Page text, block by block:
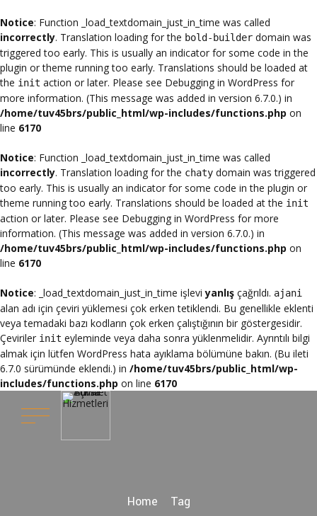
Notice: Function _load_textdomain_just_in_time was called
incorrectly. Translation loading for the bold-builder domain was
triggered too early. This is usually an indicator for some code in the
plugin or theme running too early. Translations should be loaded at
the init action or later. Please see Debugging in WordPress for
more information. (This message was added in version 6.7.0.) in
/home/tuv45brs/public_html/wp-includes/functions.php on
line 6170
Notice: Function _load_textdomain_just_in_time was called
incorrectly. Translation loading for the chaty domain was triggered
too early. This is usually an indicator for some code in the plugin or
theme running too early. Translations should be loaded at the init
action or later. Please see Debugging in WordPress for more
information. (This message was added in version 6.7.0.) in
/home/tuv45brs/public_html/wp-includes/functions.php on
line 6170
Notice: _load_textdomain_just_in_time işleviyanlış çağrıldı. ajani
alan adı için çeviri yüklemesi çok erken tetiklendi. Bu genellikle eklenti
veya temadaki bazı kodların çok erken çalıştığının bir göstergesidir.
Çeviriler init eyleminde veya daha sonra yüklenmelidir. Ayrıntılı bilgi
almak için lütfen WordPress hata ayıklama bölümüne bakın. (Bu ileti
6.7.0 sürümünde eklendi.) in /home/tuv45brs/public_html/wp-
includes/functions.php on line 6170
Home Tag